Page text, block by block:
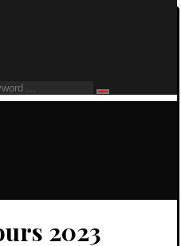
2023